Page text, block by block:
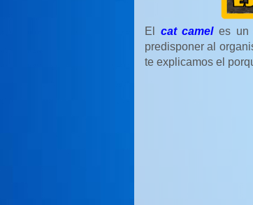
El cat cameles un
predisponer al
te explicamos el